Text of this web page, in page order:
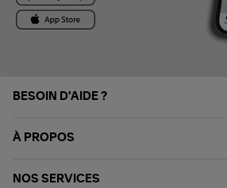
BESOIN D'AIDE ?
À PROPOS
NOS SERVICES